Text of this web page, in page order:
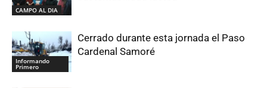
CAMPO AL DIA
Informando
Primero
Cerrado durante esta jornada el Paso
Cardenal Samoré